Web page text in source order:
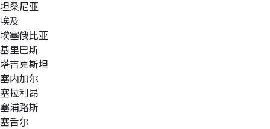
坦桑尼亚
埃及
埃塞俄比亚
基里巴斯
塔吉克斯坦
塞内加尔
塞拉利昂
塞浦路斯
塞舌尔